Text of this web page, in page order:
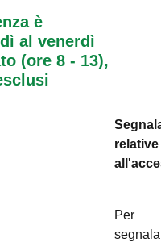
è
al venerdì
(ore 8 - 13),
relative
Per